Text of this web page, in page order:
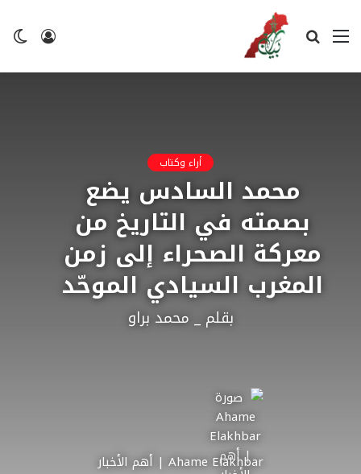
تسجيل
القائمة بحث
أراء وكتاب
محمد السادس يضع
بصمته في التاريخ من
معركة الصحراء إلى زمن
المغرب السيادي الموحّد
بقلم _ محمد براو
Ahame Elakhbar | أهم الأخبار